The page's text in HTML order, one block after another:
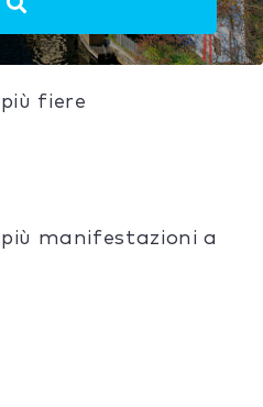
fiere
manifestazioni a